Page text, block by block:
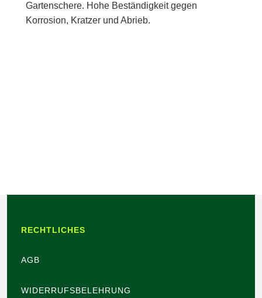
Gartenschere. Hohe Beständigkeit gegen
Korrosion, Kratzer und Abrieb.
RECHTLICHES
AGB
WIDERRUFSBELEHRUNG